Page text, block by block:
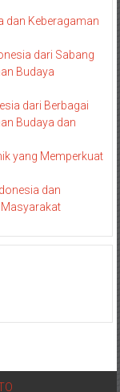
dan Keberagaman
dari Sabang
Budaya
dari Berbagai
Budaya dan
yang Memperkuat
dan